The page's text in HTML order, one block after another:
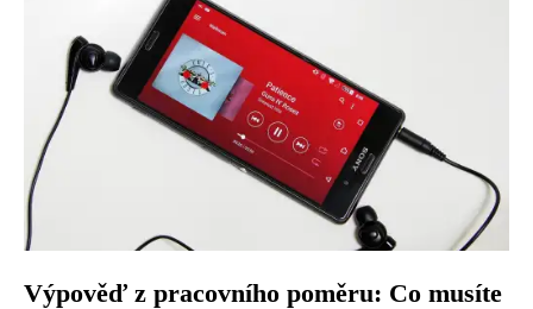
Výpověď z pracovního poměru: Co musíte